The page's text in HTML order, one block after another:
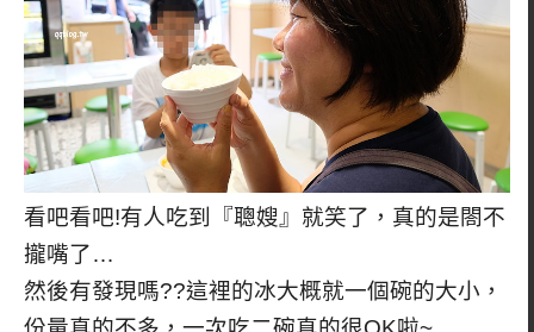
看吧看吧!有人吃到『聰嫂』就笑了，真的是閤不
攏嘴了…
然後有發現嗎??這裡的冰大概就一個碗的大小，